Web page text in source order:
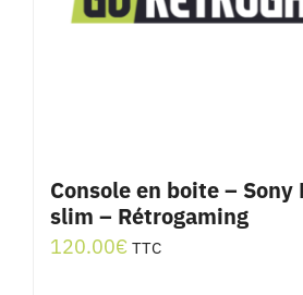
Console en boite –
slim – Rétrogaming
120.00€ TTC